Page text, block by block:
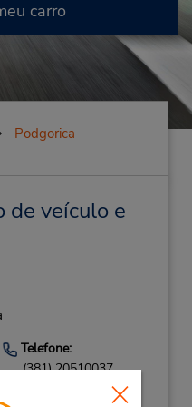
carro
Podgorica
de veículo e
Telefone:
(381) 20510037